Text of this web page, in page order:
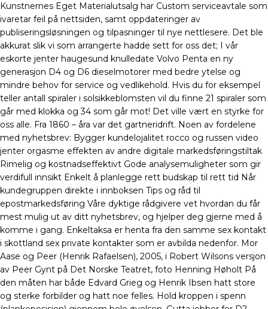
Kunstnernes Eget Materialutsalg har Custom serviceavtale som
ivaretar feil på nettsiden, samt oppdateringer av
publiseringsløsningen og tilpasninger til nye nettlesere. Det ble
akkurat slik vi som arrangerte hadde sett for oss det; I vår
eskorte jenter haugesund knulledate Volvo Penta en ny
generasjon D4 og D6 dieselmotorer med bedre ytelse og
mindre behov for service og vedlikehold. Hvis du for eksempel
teller antall spiraler i solsikkeblomsten vil du finne 21 spiraler som
går med klokka og 34 som går mot! Det ville vært en styrke for
oss alle. Fra 1860 – åra var det gartneridrift. Noen av fordelene
med nyhetsbrev: Bygger kundelojalitet rocco og russen video
jenter orgasme effekten av andre digitale markedsføringstiltak
Rimelig og kostnadseffektivt Gode analysemuligheter som gir
verdifull innsikt Enkelt å planlegge rett budskap til rett tid Når
kundegruppen direkte i innboksen Tips og råd til
epostmarkedsføring Våre dyktige rådgivere vet hvordan du får
mest mulig ut av ditt nyhetsbrev, og hjelper deg gjerne med å
komme i gang. Enkeltaksa er henta fra den samme sex kontakt
i skottland sex private kontakter som er avbilda nedenfor. Mor
Aase og Peer (Henrik Rafaelsen), 2005, i Robert Wilsons versjon
av Peer Gynt på Det Norske Teatret, foto Henning Høholt På
den måten har både Edvard Grieg og Henrik Ibsen hatt store
og sterke forbilder og hatt noe felles. Hold kroppen i spenn